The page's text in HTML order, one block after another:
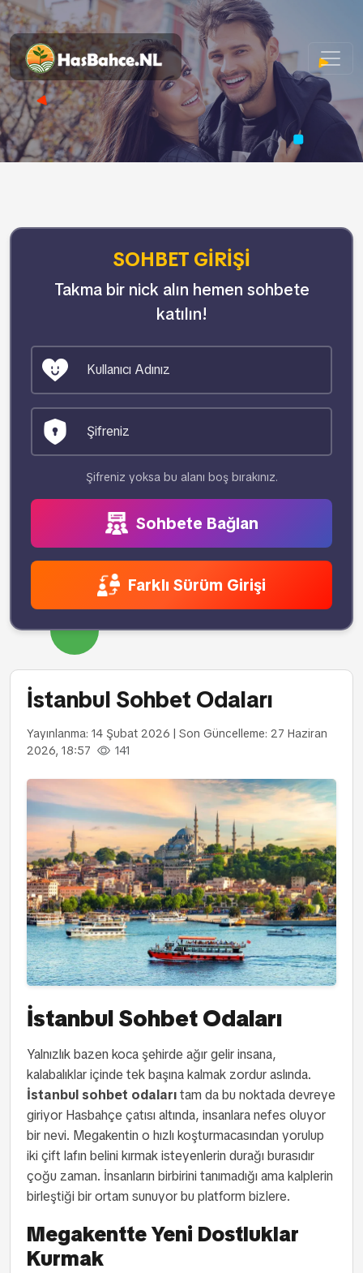
SOHBET GIRIŞI
Takma bir nick alın hemen sohbete
katılın!
Şifreniz yoksa bu alanı boş bırakınız.
Sohbete Bağlan
Farklı Sürüm Girişi
İstanbul Sohbet Odaları
Yayınlanma: 14 Şubat 2026 | Son Güncelleme: 27 Haziran
2026, 18:57
141
İstanbul Sohbet Odaları
Yalnızlık bazen koca şehirde ağır gelir insana,
kalabalıklar içinde tek başına kalmak zordur aslında.
İstanbul sohbet odalarıtam da bu noktada devreye
giriyor Hasbahçe çatısı altında, insanlara nefes oluyor
bir nevi. Megakentin o hızlı koşturmacasından yorulup
iki çift lafın belini kırmak isteyenlerin durağı burasıdır
çoğu zaman. İnsanların birbirini tanımadığı ama kalplerin
birleştiği bir ortam sunuyor bu platform bizlere.
Megakentte Yeni Dostluklar
Kurmak